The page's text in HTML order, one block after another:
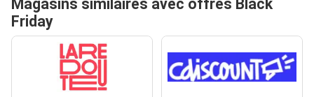
Magasins similaires avec offres Black
Friday